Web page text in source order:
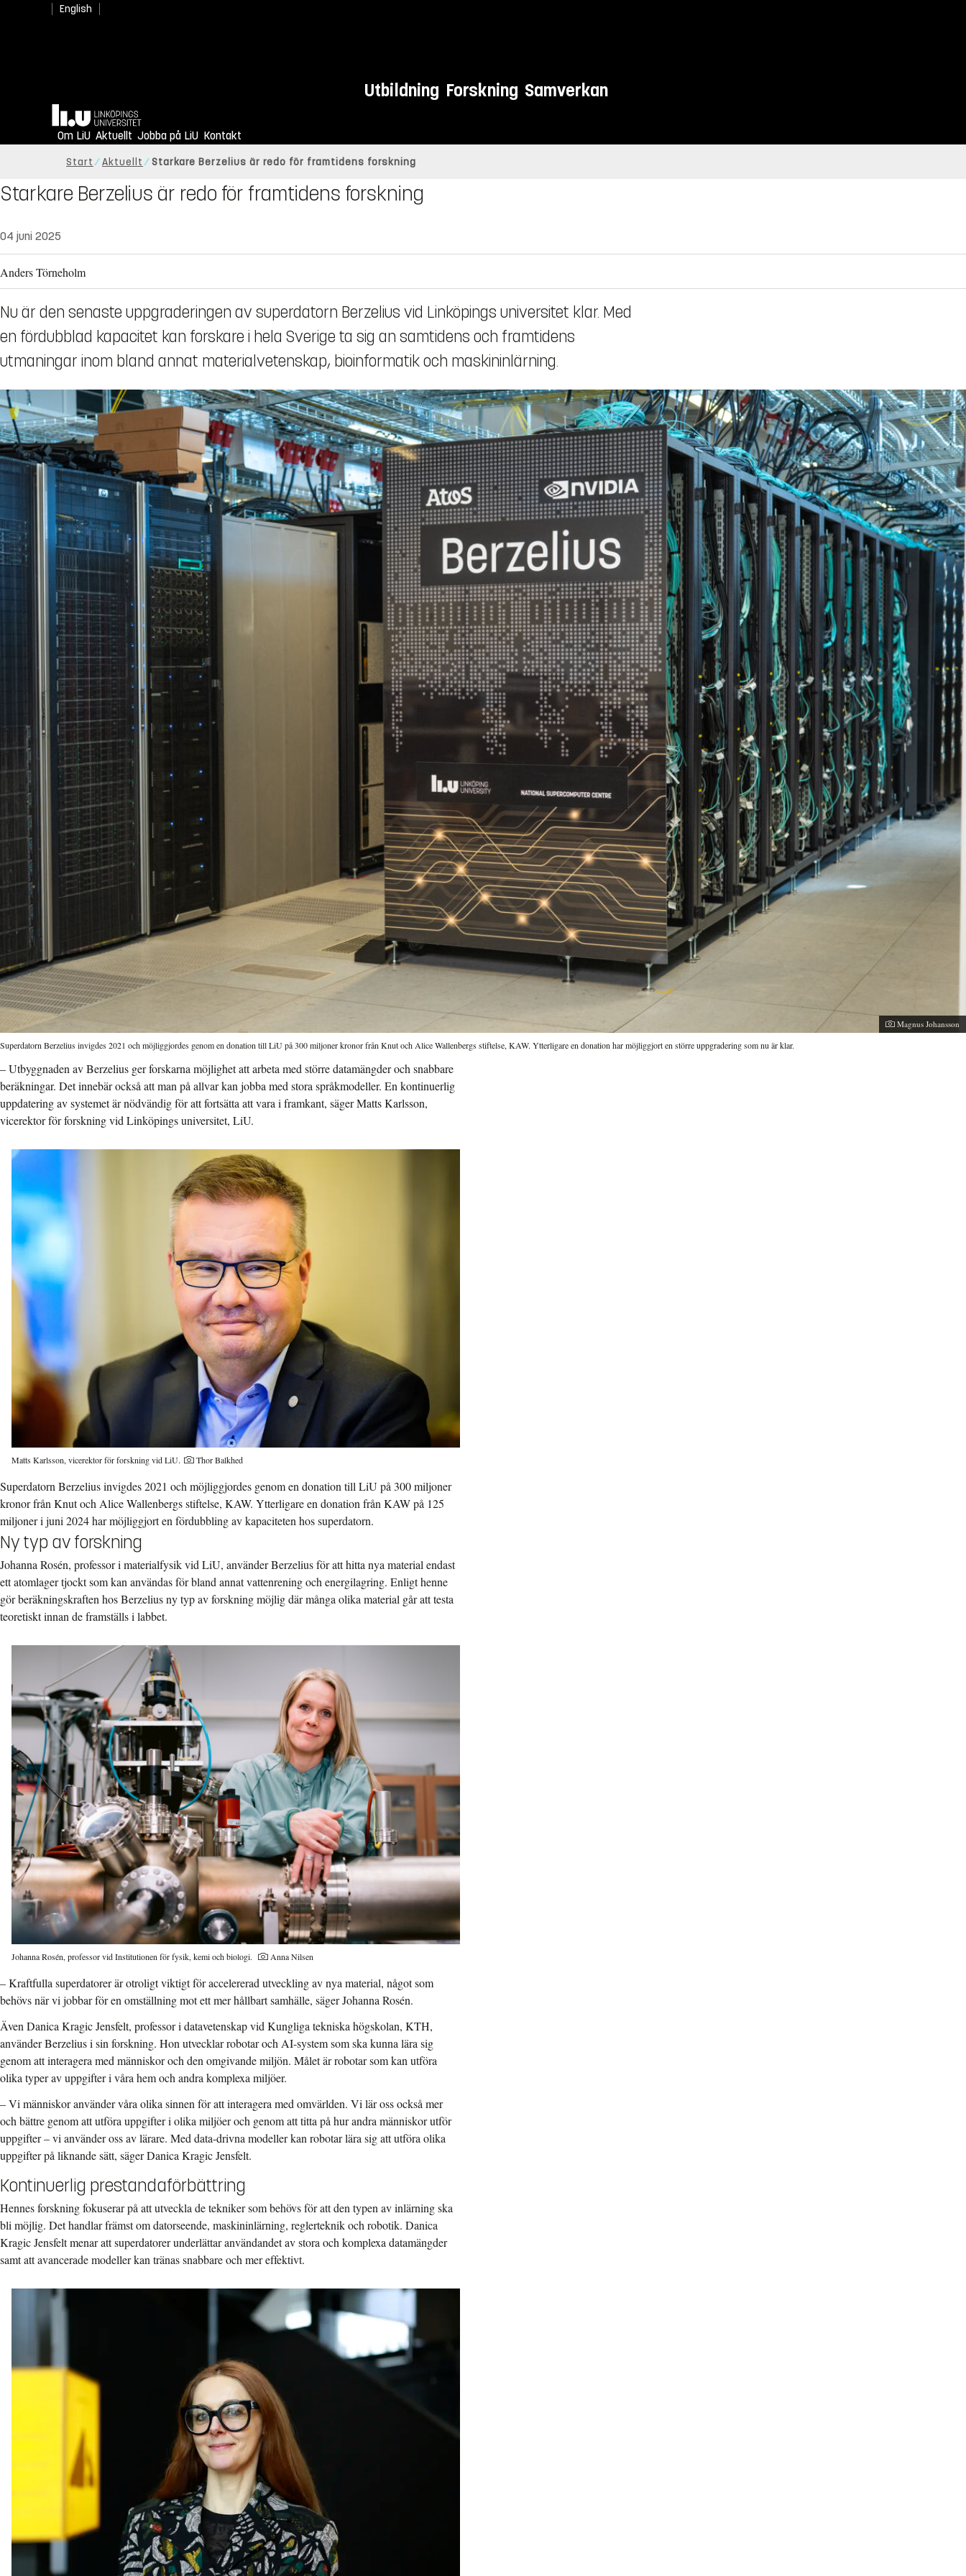
English
Utbildning Forskning Samverkan
Hem
Om LiU Aktuellt Jobba på LiU Kontakt
Start Aktuellt Starkare Berzelius är redo för framtidens forskning
Starkare Berzelius är redo för framtidens forskning
04 juni 2025
Anders Törneholm
Nu är den senaste uppgraderingen av superdatorn Berzelius vid Linköpings universitet klar. Med
en fördubblad kapacitet kan forskare i hela Sverige ta sig an samtidens och framtidens
utmaningar inom bland annat materialvetenskap, bioinformatik och maskininlärning.
Fotograf:
Magnus Johansson
Superdatorn Berzelius invigdes 2021 och möjliggjordes genom en donation till LiU på 300 miljoner kronor från Knut och Alice Wallenbergs stiftelse, KAW. Ytterligare en donation har möjliggjort en större uppgradering som nu är klar.
– Utbyggnaden av Berzelius ger forskarna möjlighet att arbeta med större datamängder och snabbare
beräkningar. Det innebär också att man på allvar kan jobba med stora språkmodeller. En kontinuerlig
uppdatering av systemet är nödvändig för att fortsätta att vara i framkant, säger Matts Karlsson,
vicerektor för forskning vid Linköpings universitet, LiU.
Matts Karlsson, vicerektor för forskning vid LiU. Fotograf:
Thor Balkhed
Superdatorn Berzelius invigdes 2021 och möjliggjordes genom en donation till LiU på 300 miljoner
kronor från Knut och Alice Wallenbergs stiftelse, KAW. Ytterligare en donation från KAW på 125
miljoner i juni 2024 har möjliggjort en fördubbling av kapaciteten hos superdatorn.
Ny typ av forskning
Johanna Rosén, professor i materialfysik vid LiU, använder Berzelius för att hitta nya material endast
ett atomlager tjockt som kan användas för bland annat vattenrening och energilagring. Enligt henne
gör beräkningskraften hos Berzelius ny typ av forskning möjlig där många olika material går att testa
teoretiskt innan de framställs i labbet.
Johanna Rosén, professor vid Institutionen för fysik, kemi och biologi. Fotograf:
Anna Nilsen
– Kraftfulla superdatorer är otroligt viktigt för accelererad utveckling av nya material, något som
behövs när vi jobbar för en omställning mot ett mer hållbart samhälle, säger Johanna Rosén.
Även Danica Kragic Jensfelt, professor i datavetenskap vid Kungliga tekniska högskolan, KTH,
använder Berzelius i sin forskning. Hon utvecklar robotar och AI-system som ska kunna lära sig
genom att interagera med människor och den omgivande miljön. Målet är robotar som kan utföra
olika typer av uppgifter i våra hem och andra komplexa miljöer.
– Vi människor använder våra olika sinnen för att interagera med omvärlden. Vi lär oss också mer
och bättre genom att utföra uppgifter i olika miljöer och genom att titta på hur andra människor utför
uppgifter – vi använder oss av lärare. Med data-drivna modeller kan robotar lära sig att utföra olika
uppgifter på liknande sätt, säger Danica Kragic Jensfelt.
Kontinuerlig prestandaförbättring
Hennes forskning fokuserar på att utveckla de tekniker som behövs för att den typen av inlärning ska
bli möjlig. Det handlar främst om datorseende, maskininlärning, reglerteknik och robotik. Danica
Kragic Jensfelt menar att superdatorer underlättar användandet av stora och komplexa datamängder
samt att avancerade modeller kan tränas snabbare och mer effektivt.